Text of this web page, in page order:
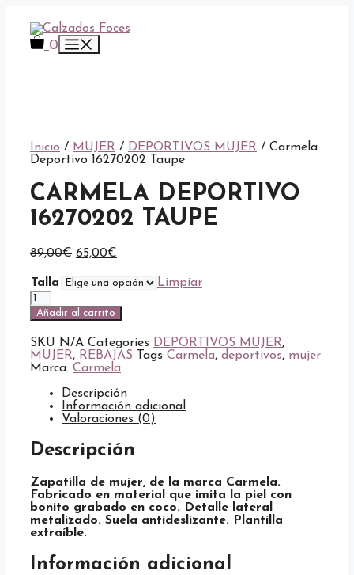
contenido
0 Menú
Inicio / MUJER / DEPORTIVOS MUJER / Carmela
Deportivo 16270202 Taupe
CARMELA DEPORTIVO
16270202 TAUPE
89,00€ El
original
era:
89,00€.
65,00€
actual
es:
65,00€.
Talla
Limpiar
Carmela
Deportivo
16270202
Taupe
cantidad
Añadir al carrito
SKU N/A Categories DEPORTIVOS MUJER,
MUJER, REBAJAS Tags Carmela, deportivos, mujer
Marca: Carmela
Descripción
Información adicional
Valoraciones (0)
Descripción
Zapatilla de mujer, de la marca Carmela.
Fabricado en material que imita la piel con
bonito grabado en coco. Detalle lateral
metalizado. Suela antideslizante. Plantilla
extraíble.
Información adicional